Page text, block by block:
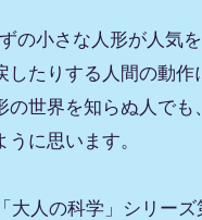
の小さな人形が人気
したりする人間の動
の世界を知らぬ人で
に思います。
大人の科学」シリー